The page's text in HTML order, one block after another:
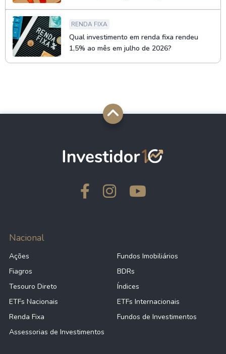
RENDA FIXA
Qual investimento em renda fixa rendeu
1,5% ao mês em julho de 2026?
Nacional
Ações
Fundos Imobiliários
Fiagros
BDRs
Tesouro Direto
Índices
ETFs Nacionais
ETFs Internacionais
Renda Fixa
Fundos de Investimentos
Assessorias de Investimentos